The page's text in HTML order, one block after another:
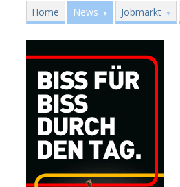
Home News Jobmarkt